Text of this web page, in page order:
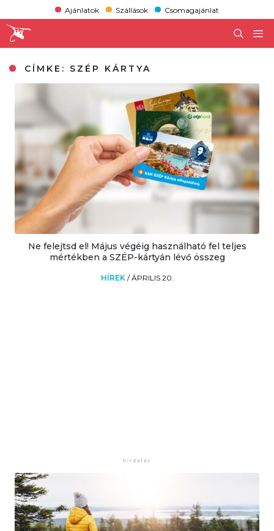
Ajánlatok Szállások Csomagajánlat
CÍMKE: SZÉP KÁRTYA
Ne felejtsd el! Május végéig használható fel teljes
mértékben a SZÉP-kártyán lévő összeg
HÍREK /ÁPRILIS 20.